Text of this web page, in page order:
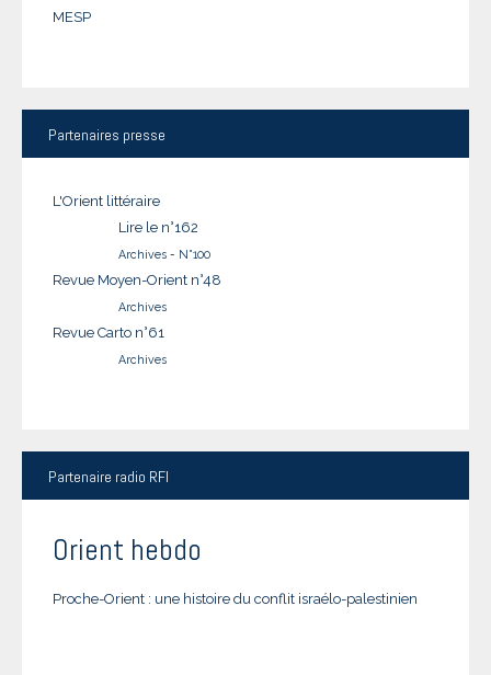
MESP
Partenaires presse
L'Orient littéraire
Lire le n°162
Archives - N°100
Revue Moyen-Orient n°48
Archives
Revue Carto n°61
Archives
Partenaire radio RFI
Orient hebdo
Proche-Orient : une histoire du conflit israélo-palestinien